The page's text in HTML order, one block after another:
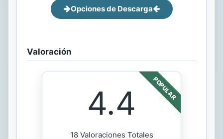
Opciones de Descarga
Valoración
POPULAR
4.4
18 Valoraciones Totales